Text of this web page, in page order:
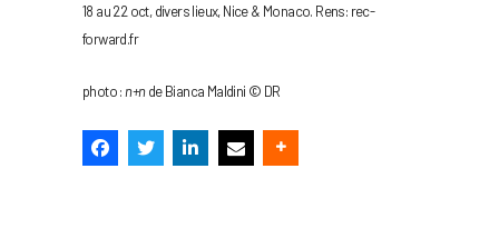
18 au 22 oct, divers lieux, Nice & Monaco. Rens: rec-
forward.fr
photo : n+nde Bianca Maldini © DR